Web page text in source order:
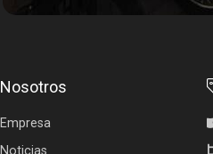
Nosotros
Empresa
Noticias